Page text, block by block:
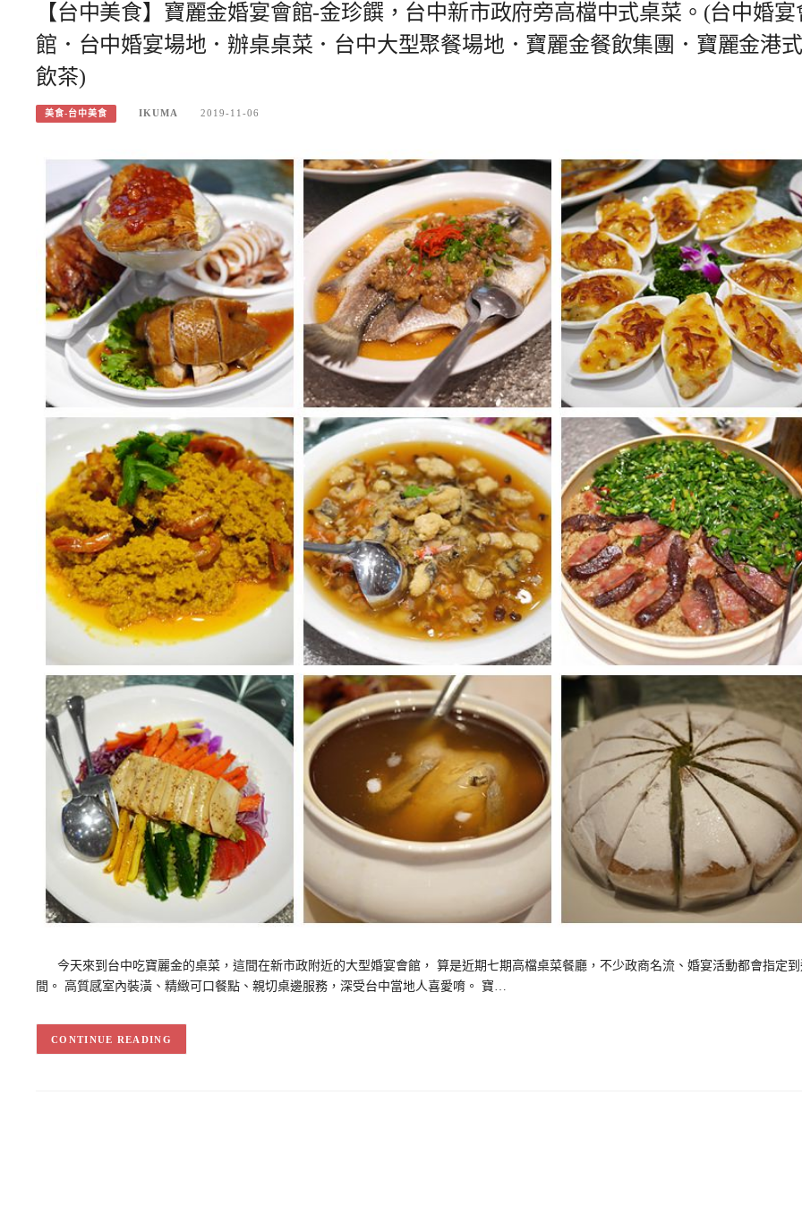
【台中美食】寶麗金婚宴會館-金珍饌，台中新市政府旁高檔中式桌菜。(台中婚宴
館．台中婚宴場地．辦桌桌菜．台中大型聚餐場地．寶麗金餐飲集團．寶麗金港式
飲茶)
美食-台中美食 IKUMA 2019-11-06
今天來到台中吃寶麗金的桌菜，這間在新市政附近的大型婚宴會館， 算是近期七期高檔桌菜餐廳，不少政商名流、婚宴活動都會指定
間。 高質感室內裝潢、精緻可口餐點、親切桌邊服務，深受台中當地人喜愛唷。 寶…
CONTINUE READING